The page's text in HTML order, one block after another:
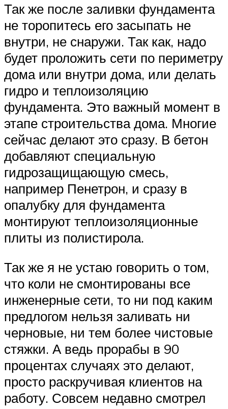
Так же после заливки фундамента
не торопитесь его засыпать не
внутри, не снаружи. Так как, надо
будет проложить сети по периметру
дома или внутри дома, или делать
гидро и теплоизоляцию
фундамента. Это важный момент в
этапе строительства дома. Многие
сейчас делают это сразу. В бетон
добавляют специальную
гидрозащищающую смесь,
например Пенетрон, и сразу в
опалубку для фундамента
монтируют теплоизоляционные
плиты из полистирола.
Так же я не устаю говорить о том,
что коли не смонтированы все
инженерные сети, то ни под каким
предлогом нельзя заливать ни
черновые, ни тем более чистовые
стяжки. А ведь прорабы в 90
процентах случаях это делают,
просто раскручивая клиентов на
работу. Совсем недавно смотрел